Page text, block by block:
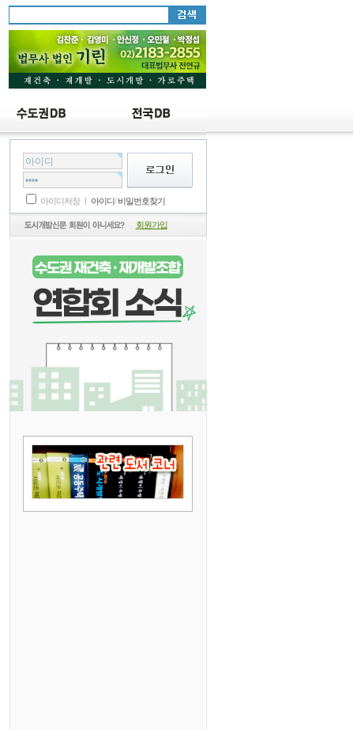
아이디저장 ㅣ 아이디/비밀번호찾기
회원가입